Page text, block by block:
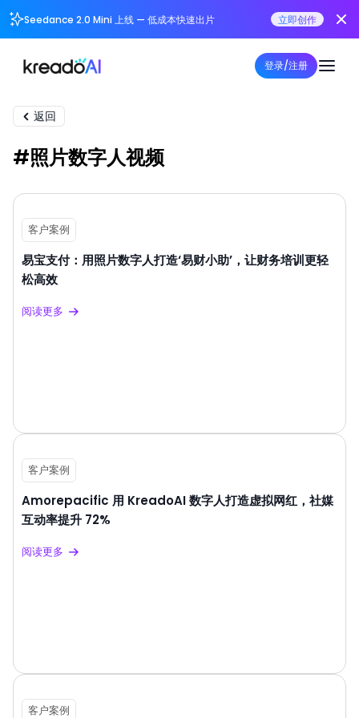
Seedance 2.0 Mini 上线 — 低成本快速出片 立即创作
登录/注册
返回
#照片数字人视频
客户案例
易宝支付：用照片数字人打造‘易财小助’，让财务培训更轻
松高效
阅读更多
客户案例
Amorepacific 用 KreadoAI 数字人打造虚拟网红，社媒
互动率提升 72%
阅读更多
客户案例